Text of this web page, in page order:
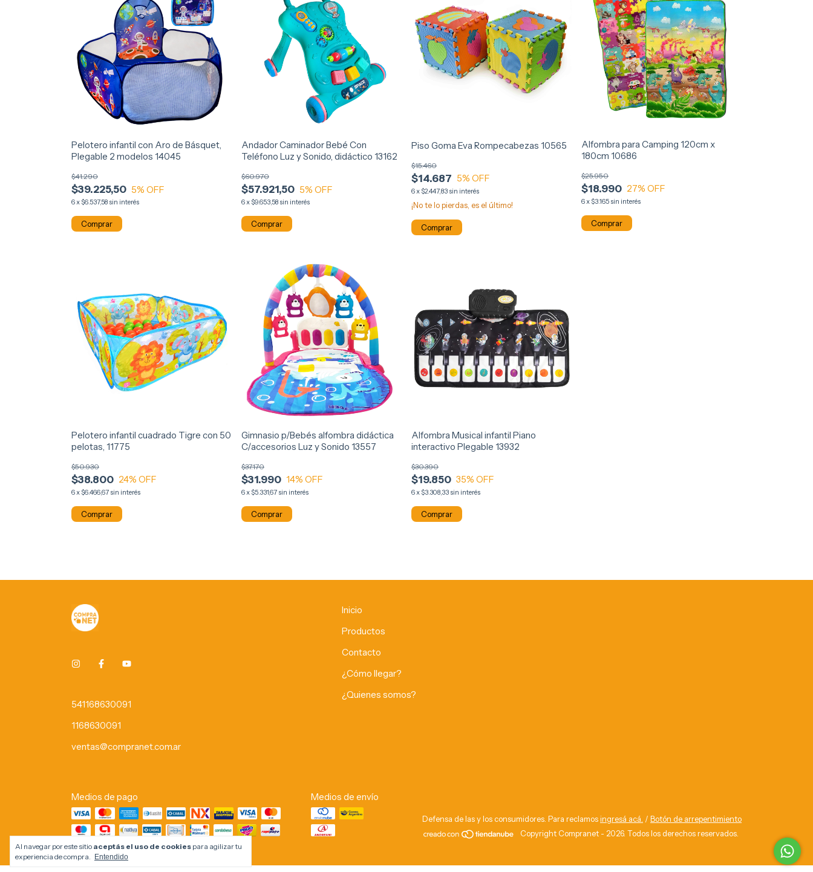
Al navegar por este sitio aceptás el uso de cookies para agilizar tu
experiencia de compra.
Entendido
Pelotero infantil con Aro de Básquet,
Plegable 2 modelos 14045
$39.225,50
$41.290
5% OFF
6x$6.537,58 sin interés
Comprar
Andador Caminador Bebé Con
Teléfono Luz y Sonido, didáctico 13162
$57.921,50
$60.970
5% OFF
6x$9.653,58 sin interés
Piso Goma Eva Rompecabezas 10565
$14.687
$15.460
5% OFF
6x$2.447,83 sin interés
¡No te lo pierdas, es el último!
Comprar
Alfombra para Camping 120cm x
180cm 10686
$18.990
$25.950
27% OFF
6 x$3.165 sin interés
Comprar
Pelotero infantil cuadrado Tigre con 50
pelotas, 11775
$38.800
$50.930
24% OFF
6x$6.466,67 sin interés
Gimnasio p/Bebés alfombra didáctica
C/accesorios Luz y Sonido 13557
$31.990
$37.170
14% OFF
6x$5.331,67 sin interés
Comprar
Alfombra Musical infantil Piano
interactivo Plegable 13932
$19.850
$30.390
35% OFF
6x$3.308,33 sin interés
Comprar
541168630091
1168630091
ventas@compranet.com.ar
Inicio
Productos
Contacto
¿Cómo llegar?
¿Quienes somos?
Medios de pago Medios de envío
Defensa de las y los consumidores. Para reclamosingresá acá. / Botón de arrepentimiento
Copyright Compranet - 2026. Todos los derechos reservados.